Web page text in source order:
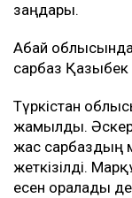
заңдары.
Абай облысында
сарбаз
Түркістан
жамылды.
жас сарбаздың
жеткізілді.
есен оралады